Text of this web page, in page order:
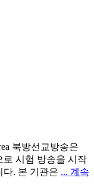
북방선교방송은
로 시험 방송을 시작
다. 본 기관은 ... 계속